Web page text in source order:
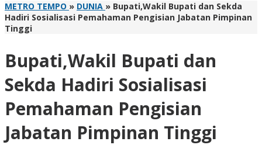
METRO TEMPO » DUNIA » Bupati,Wakil Bupati dan Sekda
Hadiri Sosialisasi Pemahaman Pengisian Jabatan Pimpinan
Tinggi
Bupati,Wakil Bupati dan
Sekda Hadiri Sosialisasi
Pemahaman Pengisian
Jabatan Pimpinan Tinggi